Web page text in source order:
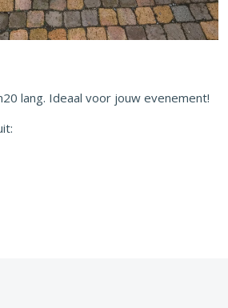
lang. Ideaal voor jouw evenement!